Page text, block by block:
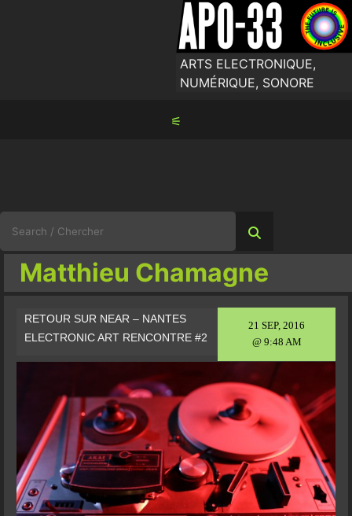
ARTS ELECTRONIQUE,
NUMÉRIQUE, SONORE
⚟
for:
Matthieu Chamagne
21 SEP, 2016
@ 9:48 AM
RETOUR SUR NEAR – NANTES
ELECTRONIC ART RENCONTRE #2